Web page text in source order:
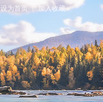
设为首页 | 加入收藏